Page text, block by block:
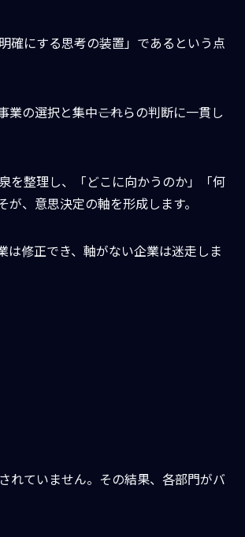
確にする思考の装置」であるという点
の選択と集中――これらの判断に一貫し
を整理し、「どこに向かうのか」「何
、意思決定の軸を形成します。
修正でき、軸がない企業は迷走しま
れていません。その結果、各部門がバ